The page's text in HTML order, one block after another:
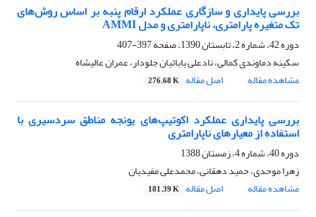
بررسی پایداری و سازگاری عملکرد ارقام پنبه بر اساس روش‌های
تک متغیره پارامتری، ناپارامتری و مدل AMMI
دوره 42، شماره 2، تابستان 1390، صفحه
397-407
سکینه دماوندی کمالی، نادعلی بابائیان جلودار، عمران عالیشاه
مشاهده مقاله
اصل مقاله 276.68 K
بررسی پایداری عملکرد اکوتیپ‌های یونجه مناطق سردسیری با
استفاده از معیارهای ناپارامتری
دوره 40، شماره 4، زمستان 1388
زهرا موحدی، حمید دهقانی، محمدعلی مفیدیان
مشاهده مقاله
اصل مقاله 181.39 K